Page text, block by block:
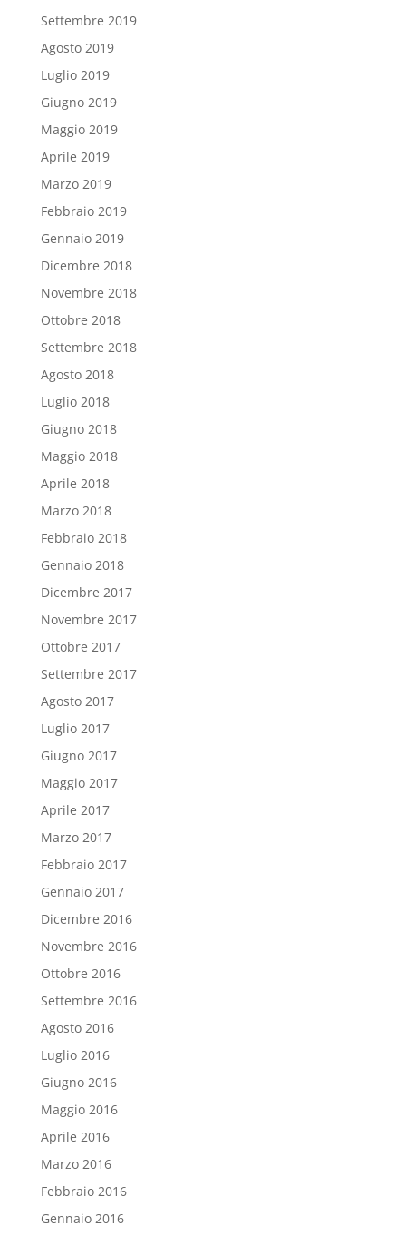
Settembre 2019
Agosto 2019
Luglio 2019
Giugno 2019
Maggio 2019
Aprile 2019
Marzo 2019
Febbraio 2019
Gennaio 2019
Dicembre 2018
Novembre 2018
Ottobre 2018
Settembre 2018
Agosto 2018
Luglio 2018
Giugno 2018
Maggio 2018
Aprile 2018
Marzo 2018
Febbraio 2018
Gennaio 2018
Dicembre 2017
Novembre 2017
Ottobre 2017
Settembre 2017
Agosto 2017
Luglio 2017
Giugno 2017
Maggio 2017
Aprile 2017
Marzo 2017
Febbraio 2017
Gennaio 2017
Dicembre 2016
Novembre 2016
Ottobre 2016
Settembre 2016
Agosto 2016
Luglio 2016
Giugno 2016
Maggio 2016
Aprile 2016
Marzo 2016
Febbraio 2016
Gennaio 2016